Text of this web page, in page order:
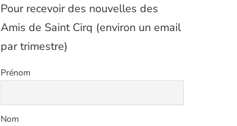
Pour recevoir des nouvelles des
Amis de Saint Cirq (environ un email
par trimestre)
Prénom
Nom